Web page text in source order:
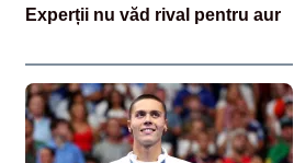
Experții nu văd rival pentru aur